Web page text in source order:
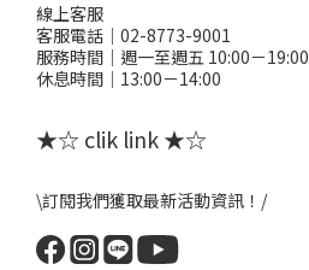
線上客服
客服電話｜02-8773-9001
服務時間｜週一至週五 10:00－19:00
休息時間｜13:00－14:00
★☆ clik link ★☆
\訂閱我們獲取最新活動資訊！/